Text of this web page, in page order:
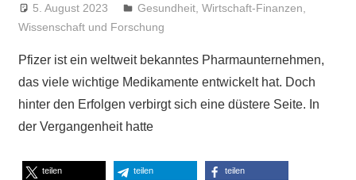
5. August 2023 Niki Vogt
Gesundheit ,Wirtschaft-Finanzen
Wissenschaft und Forschung
Pfizer ist ein weltweit bekanntes Pharmaunternehmen,
das viele wichtige Medikamente entwickelt hat. Doch
hinter den Erfolgen verbirgt sich eine düstere Seite. In
der Vergangenheit hatte
teilen teilen teilen